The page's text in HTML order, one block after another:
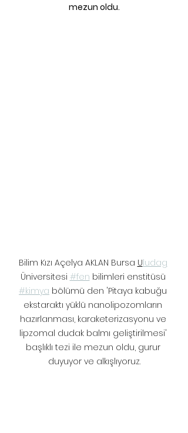
mezun oldu.
Bilim Kızı Açelya AKLAN Bursa Uludag
Üniversitesi #fen bilimleri enstitüsü
#kimya bölümü den 'Pitaya kabuğu
ekstaraktı yüklü nanolipozomların
hazırlanması, karaketerizasyonu ve
lipzomal dudak balmı geliştirilmesi'
başlıklı tezi ile mezun oldu, gurur
duyuyor ve alkışlıyoruz.